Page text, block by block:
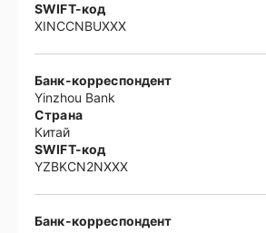
SWIFT-код
XINCCNBUXXX
Банк-корреспондент
Yinzhou Bank
Страна
Китай
SWIFT-код
YZBKCN2NXXX
Банк-корреспондент